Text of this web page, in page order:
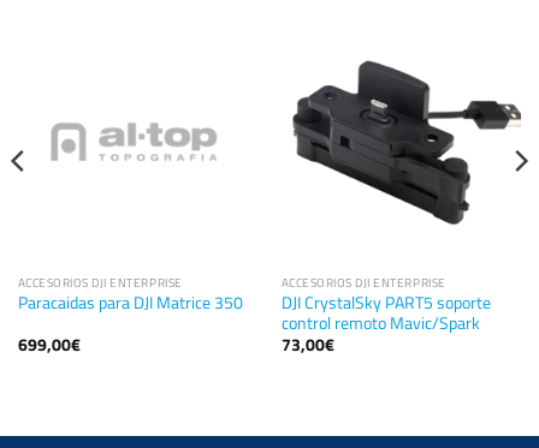
ACCESORIOS DJI ENTERPRISE
Paracaidas para DJI Matrice 350
699,00€
ACCESORIOS DJI ENTERPRISE
DJI CrystalSky PART5 soporte
control remoto Mavic/Spark
73,00€